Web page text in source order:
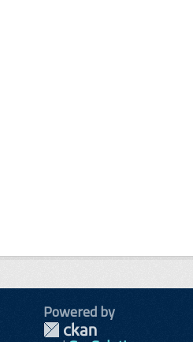
Powered by